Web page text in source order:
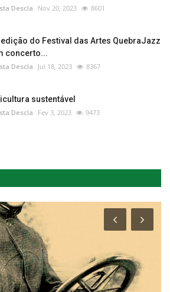
Descla Nov 20, 2023 8601
edição do Festival das Artes QuebraJazz
concerto...
Descla Jul 18, 2023 8367
sustentável
Descla Fev 3, 2023 9473